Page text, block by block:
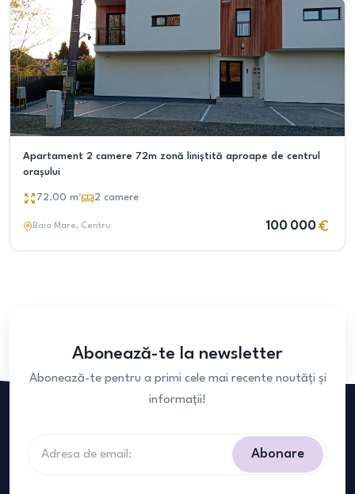
Apartament 2 camere 72m zonă liniștită aproape de centrul
orașului
72.00 m² 2 camere
Baia Mare, Centru 100 000
Abonează-te la newsletter
Abonează-te pentru a primi cele mai recente noutăți și
informații!
Abonare